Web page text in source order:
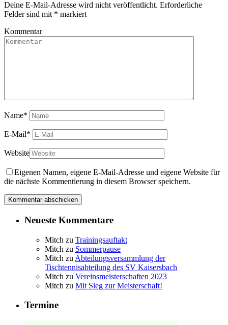
Deine E-Mail-Adresse wird nicht veröffentlicht. Erforderliche
Felder sind mit * markiert
Kommentar
Name*
E-Mail*
Website
Eigenen Namen, eigene E-Mail-Adresse und eigene Website für
die nächste Kommentierung in diesem Browser speichern.
Neueste Kommentare
Mitch zu Trainingsauftakt
Mitch zu Sommerpause
Mitch zu Abteilungsversammlung der
Tischtennisabteilung des SV Kaisersbach
Mitch zu Vereinsmeisterschaften 2023
Mitch zu Mit Sieg zur Meisterschaft!
Termine